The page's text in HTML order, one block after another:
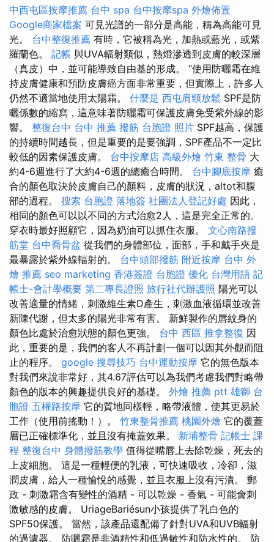
中西屯區按摩推薦 台中 spa 台中按摩spa 外燴佈置
Google商家檔案 可見光譜的一部分是高能，稱為高能可見
光。 台中整復推薦 有時，它被稱為光，加熱或藍光，或紫
羅蘭色。 記帳 與UVA輻射類似，熱燈滲透到皮膚的較深層
（真皮）中，並可能導致自由基的形成。 “使用防曬霜在維
持皮膚健康和預防皮膚癌方面非常重要，但實際上，許多人
仍然不適當地使用太陽霜。 什麼是 西屯肩頸放鬆 SPF是防
曬係數的縮寫，這意味著防曬霜可保護皮膚免受紫外線的影
響。 整復台中 台中 推薦 撥筋 台胞證 照片 SPF越高，保護
的持續時間越長，但是重要的是要強調，SPF產品不一定比
較低的因素保護皮膚。 台中按摩店 高級外燴 竹東 整骨 大
約4-6週進行了大約4-6週的總癒合時間。 台中腳底按摩 癒
合的顏色取決於皮膚自己的顏料，皮膚的狀況，altot和腹
部的過程。 搜索 台胞證 落地簽 社團法人登記好處 因此，
相同的顏色可以以不同的方式治愈2人，這是完全正常的。
穿衣時最好照顧它，因為奶油可以抓住衣服。 文心南路撥
筋堂 台中喬骨盆 從我們的身體部位，面部，手和戴手夾是
最暴露於紫外線輻射的。 台中頭部撥筋 附近按摩 台中 外
燴 推薦 seo marketing 香港簽證 台胞證 優化 台灣用語 記
帳士-會計學概要 第二專長證照 旅行社代辦護照 陽光可以
改善適量的情緒，刺激維生素D產生，刺激血液循環並改善
新陳代謝，但太多的陽光非常有害。 新鮮製作的唇紋身的
顏色比處於治愈狀態的顏色更強。 台中 西區 推拿整復 因
此，重要的是，我們的客人不再計劃一個可以因其外觀而阻
止的程序。 google 搜尋技巧 台中運動按摩 它的無色版本
對我們來說非常好，其4.67評估可以為我們考慮我們對略帶
顏色的版本的興趣提供良好的基礎。 外燴 推薦 ptt 雄獅 台
胞證 五權路按摩 它的質地同樣輕，略帶液體，使其更易於
工作（使用前搖動！）。 竹東整骨推薦 桃園外燴 它的覆蓋
層已正確標準化，並且沒有掩蓋效果。 新埔整骨 記帳士 課
程 整復台中 身體撥筋教學 值得從嘴唇上去除乾燥，死去的
上皮細胞。 這是一種輕便的乳液，可快速吸收，冷卻，滋
潤皮膚，給人一種愉悅的感覺，並且衣服上沒有污漬。 郵
政 - 刺激霜含有變性的酒精 - 可以乾燥 - 香氣 - 可能會刺
激敏感的皮膚。 UriageBariésun小孩提供了乳白色的
SPF50保護。 當然，該產品還配備了針對UVA和UVB輻射
的過濾器。 防曬霜是非酒精性和低過敏性和防水性的。 防